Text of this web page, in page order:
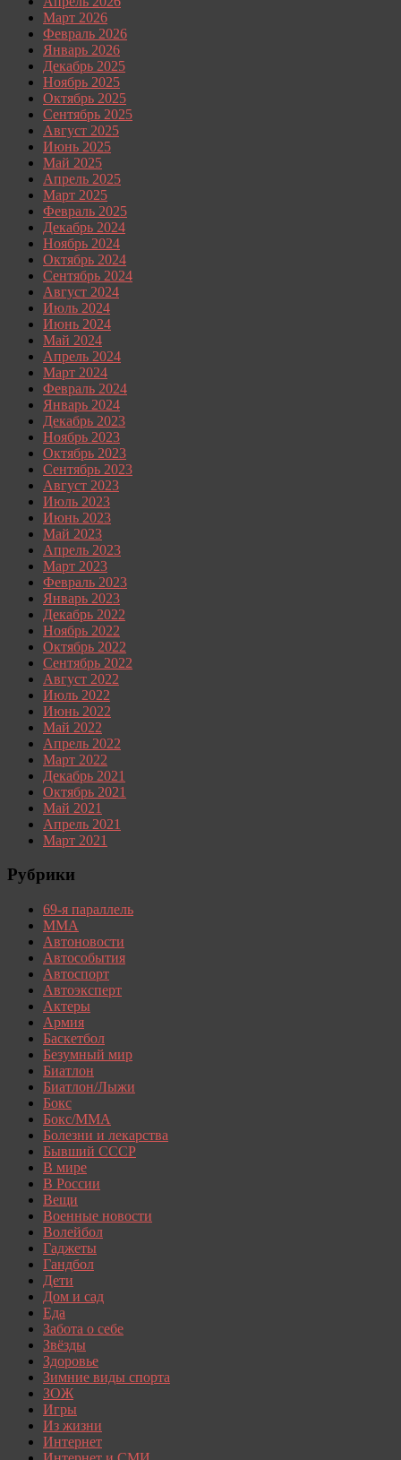
Март 2026
Февраль 2026
Январь 2026
Декабрь 2025
Ноябрь 2025
Октябрь 2025
Сентябрь 2025
Август 2025
Июнь 2025
Май 2025
Апрель 2025
Март 2025
Февраль 2025
Декабрь 2024
Ноябрь 2024
Октябрь 2024
Сентябрь 2024
Август 2024
Июль 2024
Июнь 2024
Май 2024
Апрель 2024
Март 2024
Февраль 2024
Январь 2024
Декабрь 2023
Ноябрь 2023
Октябрь 2023
Сентябрь 2023
Август 2023
Июль 2023
Июнь 2023
Май 2023
Апрель 2023
Март 2023
Февраль 2023
Январь 2023
Декабрь 2022
Ноябрь 2022
Октябрь 2022
Сентябрь 2022
Август 2022
Июль 2022
Июнь 2022
Май 2022
Апрель 2022
Март 2022
Декабрь 2021
Октябрь 2021
Май 2021
Апрель 2021
Март 2021
Рубрики
69-я параллель
MMA
Автоновости
Автособытия
Автоспорт
Автоэксперт
Актеры
Армия
Баскетбол
Безумный мир
Биатлон
Биатлон/Лыжи
Бокс
Бокс/MMA
Болезни и лекарства
Бывший СССР
В мире
В России
Вещи
Военные новости
Волейбол
Гаджеты
Гандбол
Дети
Дом и сад
Еда
Забота о себе
Звёзды
Здоровье
Зимние виды спорта
ЗОЖ
Игры
Из жизни
Интернет